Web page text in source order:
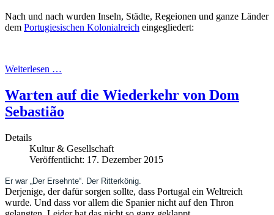
Nach und nach wurden Inseln, Städte, Regeionen und ganze Länder
dem Portugiesischen Kolonialreich eingegliedert:
Weiterlesen …
Warten auf die Wiederkehr von Dom
Sebastião
Details
Kultur & Gesellschaft
Veröffentlicht: 17. Dezember 2015
Er war „Der Ersehnte“. Der Ritterkönig.
Derjenige, der dafür sorgen sollte, dass Portugal ein Weltreich
wurde. Und dass vor allem die Spanier nicht auf den Thron